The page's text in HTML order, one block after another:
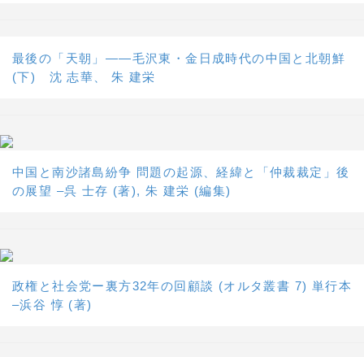
最後の「天朝」――毛沢東・金日成時代の中国と北朝鮮
(下) 沈 志華、 朱 建栄
中国と南沙諸島紛争 問題の起源、経緯と「仲裁裁定」後
の展望 –呉 士存 (著), 朱 建栄 (編集)
政権と社会党ー裏方32年の回顧談 (オルタ叢書 7) 単行本
–浜谷 惇 (著)